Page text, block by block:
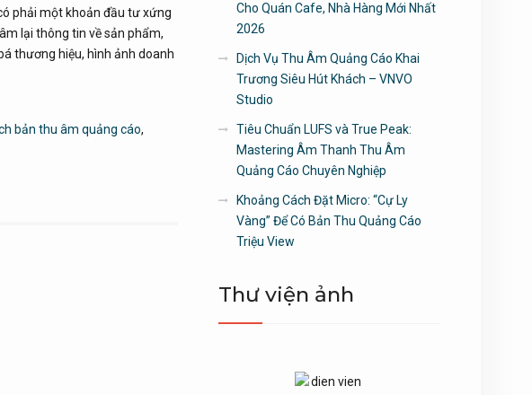
phải một khoản đầu tư xứng
lại thông tin về sản phẩm,
thương hiệu, hình ảnh doanh
bản thu âm quảng cáo,
Cho Quán Cafe, Nhà Hàng Mới Nhất
2026
Dịch Vụ Thu Âm Quảng Cáo Khai
Trương Siêu Hút Khách – VNVO
Studio
Tiêu Chuẩn LUFS và True Peak:
Mastering Âm Thanh Thu Âm
Quảng Cáo Chuyên Nghiệp
Khoảng Cách Đặt Micro: “Cự Ly
Vàng” Để Có Bản Thu Quảng Cáo
Triệu View
Thư viện ảnh